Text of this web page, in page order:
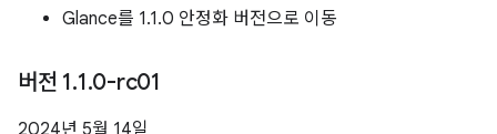
Glance를 1.1.0 안정화 버전으로 이동
버전 1.1.0-rc01
2024년 5월 14일